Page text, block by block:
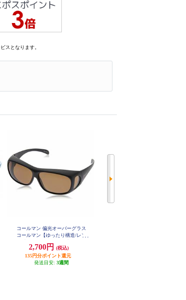
スとなります。
コールマン 偏光オーバーグラス
コールマン【ゆったり構造/レン
ムカラー:ブラックマット】 CO301
2-2
2,700円
(税込)
135円分ポイント還元
発送目安: 3週間